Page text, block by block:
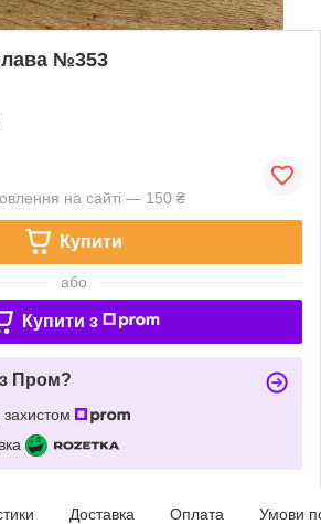
№353
на сайті — 150 ₴
Купити
або
Купити з
Пром?
Доставка Оплата Умови